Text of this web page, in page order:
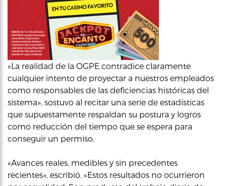
«La realidad de la OGPE contradice claramente
cualquier intento de proyectar a nuestros empleados
como responsables de las deficiencias históricas del
sistema», sostuvo al recitar una serie de estadísticas
que supuestamente respaldan su postura y logros
como reducción del tiempo que se espera para
conseguir un permiso.
«Avances reales, medibles y sin precedentes
recientes», escribió. «Estos resultados no ocurrieron